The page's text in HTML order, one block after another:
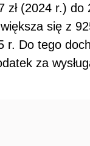
(2024 r.) do
się z
r. Do tego
za